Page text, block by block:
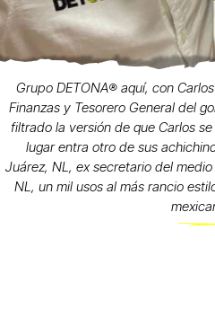
Grupo DETONA®️ aquí, con
Finanzas y Tesorero General del
filtrado la versión de que Carlos
lugar entra otro de sus
Juárez, NL, ex secretario del
NL, un mil usos al más rancio